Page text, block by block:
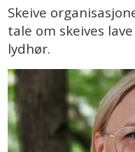
Skeive
tale om skeives
lydhør.